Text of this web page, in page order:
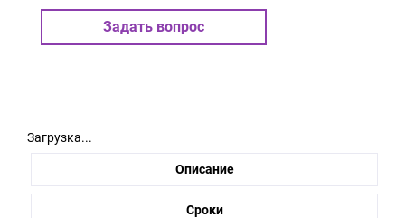
Задать вопрос
Загрузка...
Описание
Сроки